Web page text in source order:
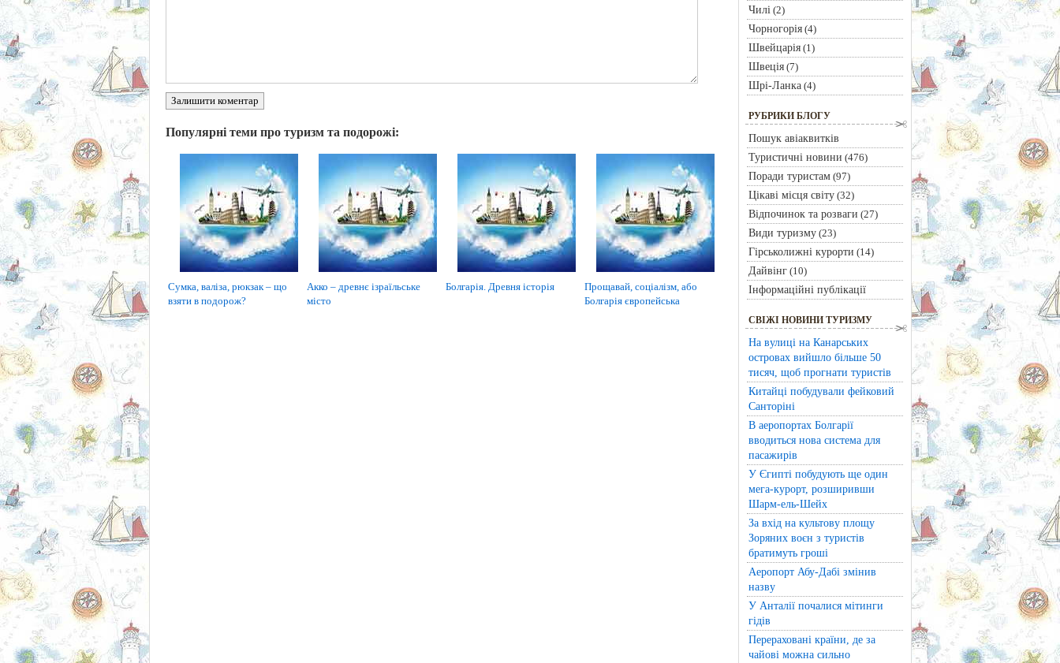
Залишити коментар
Популярні теми про туризм та подорожі:
Сумка, валіза, рюкзак – що
взяти в подорож?
Акко – древнє ізраїльське
місто
Болгарія. Древня історія
Прощавай, соціалізм, або
Болгарія європейська
Чилі(2)
Чорногорія(4)
Швейцарія(1)
Швеція(7)
Шрі-Ланка(4)
РУБРИКИ БЛОГУ
Пошук авіаквитків
Туристичні новини (476)
Поради туристам(97)
Цікаві місця світу(32)
Відпочинок та розваги (27)
Види туризму(23)
Гірськолижні курорти (14)
Дайвінг(10)
Інформаційні публікації
СВІЖІ НОВИНИ ТУРИЗМУ
На вулиці на Канарських
островах вийшло більше 50
тисяч, щоб прогнати туристів
Китайці побудували фейковий
Санторіні
В аеропортах Болгарії
вводиться нова система для
пасажирів
У Єгипті побудують ще один
мега-курорт, розширивши
Шарм-ель-Шейх
За вхід на культову площу
Зоряних воєн з туристів
братимуть гроші
Аеропорт Абу-Дабі змінив
назву
У Анталії почалися мітинги
гідів
Перераховані країни, де за
чайові можна сильно